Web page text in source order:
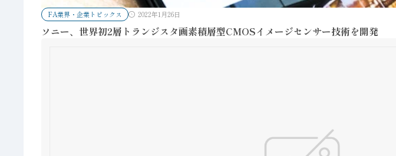
FA業界・企業トピックス 2022年1月26日
ソニー、世界初2層トランジスタ画素積層型CMOSイメージセンサー技術を開発